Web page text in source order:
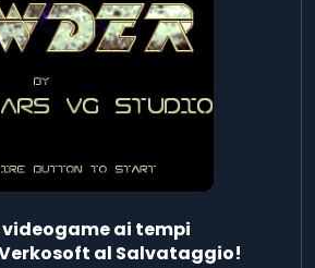
videogame ai tempi
al Salvataggio!